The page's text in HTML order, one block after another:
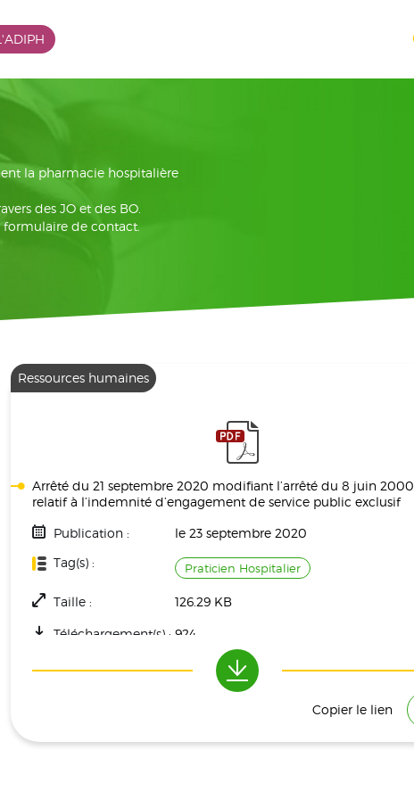
la pharmacie hospitalière
des JO et des BO.
formulaire de contact.
Ressources humaines
Arrêté du 21 septembre 2020 modifiant l’arrêté du 8 juin 2000
relatif à l’indemnité d’engagement de service public exclusif
Publication :
le 23 septembre 2020
Tag(s) :
Praticien Hospitalier
Taille : 126.29 KB
Téléchargement(s) : 924
Copier le lien